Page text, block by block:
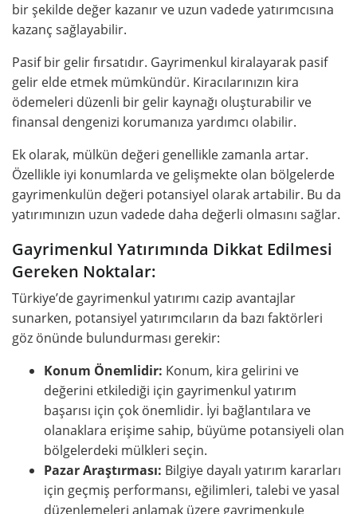
bir şekilde değer kazanır ve uzun vadede yatırımcısına
kazanç sağlayabilir.
Pasif bir gelir fırsatıdır. Gayrimenkul kiralayarak pasif
gelir elde etmek mümkündür. Kiracılarınızın kira
ödemeleri düzenli bir gelir kaynağı oluşturabilir ve
finansal dengenizi korumanıza yardımcı olabilir.
Ek olarak, mülkün değeri genellikle zamanla artar.
Özellikle iyi konumlarda ve gelişmekte olan bölgelerde
gayrimenkulün değeri potansiyel olarak artabilir. Bu da
yatırımınızın uzun vadede daha değerli olmasını sağlar.
Gayrimenkul Yatırımında Dikkat Edilmesi
Gereken Noktalar:
Türkiye’de gayrimenkul yatırımı cazip avantajlar
sunarken, potansiyel yatırımcıların da bazı faktörleri
göz önünde bulundurması gerekir:
Konum Önemlidir: Konum, kira gelirini ve
değerini etkilediği için gayrimenkul yatırım
başarısı için çok önemlidir. İyi bağlantılara ve
olanaklara erişime sahip, büyüme potansiyeli olan
bölgelerdeki mülkleri seçin.
Pazar Araştırması: Bilgiye dayalı yatırım kararları
için geçmiş performansı, eğilimleri, talebi ve yasal
düzenlemeleri anlamak üzere gayrimenkule